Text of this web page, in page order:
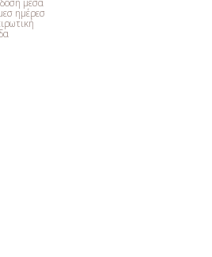
μέσα
ημέρεσ